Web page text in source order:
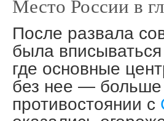
Место России в
После развала
была
где основные
без нее — больше
противостоянии с